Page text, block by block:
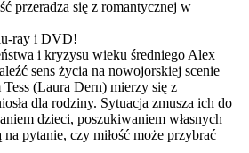
przeradza się z romantycznej w
ray i DVD!
i kryzysu wieku średniego Alex
sens życia na nowojorskiej scenie
(Laura Dern) mierzy się z
dla rodziny. Sytuacja zmusza ich do
dzieci, poszukiwaniem własnych
pytanie, czy miłość może przybrać